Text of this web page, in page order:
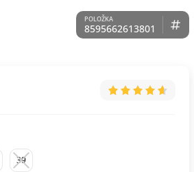
8595662613801
39